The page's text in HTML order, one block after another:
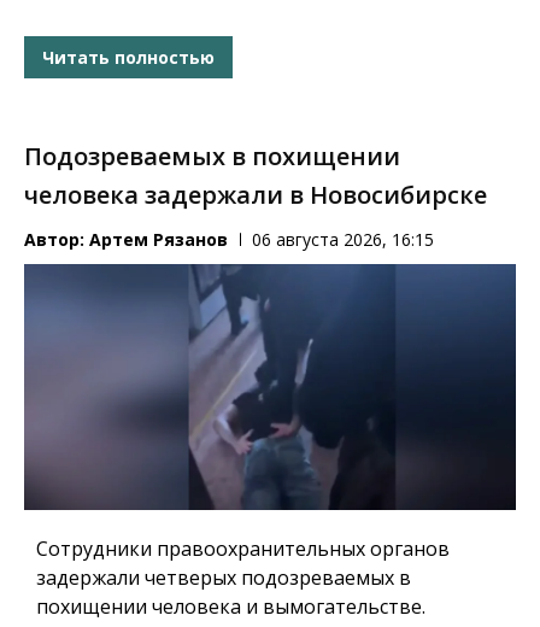
Читать полностью
Подозреваемых в похищении
человека задержали в Новосибирске
Автор: Артем Рязанов 06 августа 2026, 16:15
Сотрудники правоохранительных органов
задержали четверых подозреваемых в
похищении человека и вымогательстве.